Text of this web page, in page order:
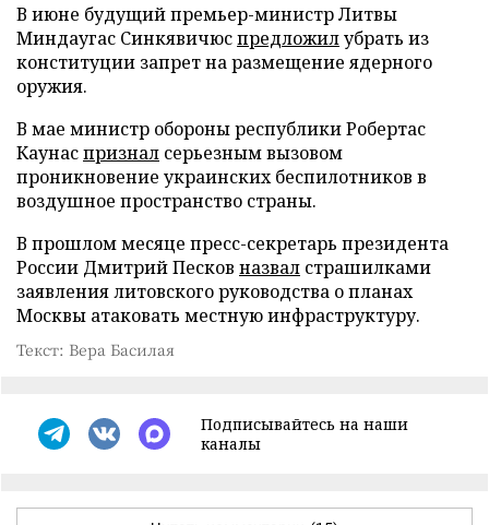
В июне будущий премьер-министр Литвы
Миндаугас Синкявичюспредложилубрать из
конституции запрет на размещение ядерного
оружия.
В мае министр обороны республики Робертас
Каунаспризнал серьезным вызовом
проникновение украинских беспилотников в
воздушное пространство страны.
В прошлом месяце пресс-секретарь президента
России Дмитрий Песков назвал страшилками
заявления литовского руководства о планах
Москвы атаковать местную инфраструктуру.
Текст: Вера Басилая
Подписывайтесь на наши
каналы